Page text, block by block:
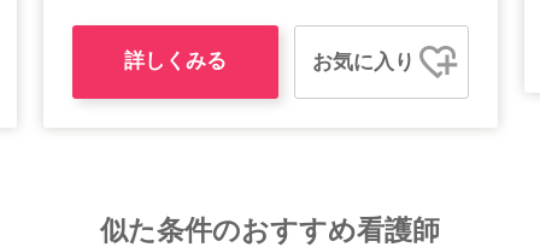
詳しくみる お気に入り
似た条件のおすすめ看護師